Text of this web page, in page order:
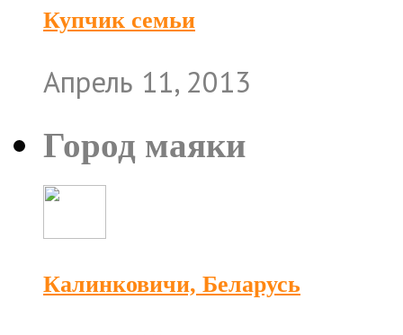
Купчик семьи
Апрель 11, 2013
Город маяки
Калинковичи, Беларусь